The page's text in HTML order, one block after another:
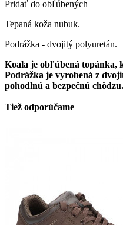
Pridať do obľúbených
Tepaná koža nubuk.
Podrážka - dvojitý polyuretán.
Koala je obľúbená topánka,
Podrážka je vyrobená z
pohodlnú a bezpečnú chôdzu.
Tiež odporúčame